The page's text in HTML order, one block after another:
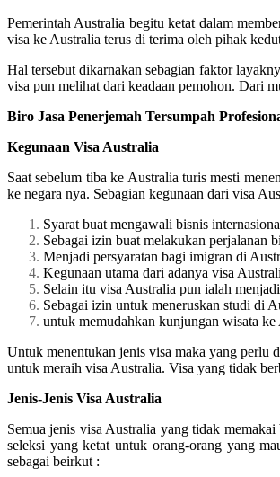
Pemerintah Australia begitu ketat dalam
visa ke Australia terus di terima oleh pihak
Hal tersebut dikarnakan sebagian faktor
visa pun melihat dari keadaan pemohon. Dari
Biro Jasa Penerjemah Tersumpah
Kegunaan Visa Australia
Saat sebelum tiba ke Australia turis mesti
ke negara nya. Sebagian kegunaan dari visa
Syarat buat mengawali bisnis
Sebagai izin buat melakukan perjalanan
Menjadi persyaratan bagi imigran di
Kegunaan utama dari adanya visa
Selain itu visa Australia pun ialah
Sebagai izin untuk meneruskan studi di
untuk memudahkan kunjungan wisata ke
Untuk menentukan jenis visa maka yang perlu
untuk meraih visa Australia. Visa yang tidak
Jenis-Jenis Visa Australia
Semua jenis visa Australia yang tidak
seleksi yang ketat untuk orang-orang yang
sebagai beirkut :